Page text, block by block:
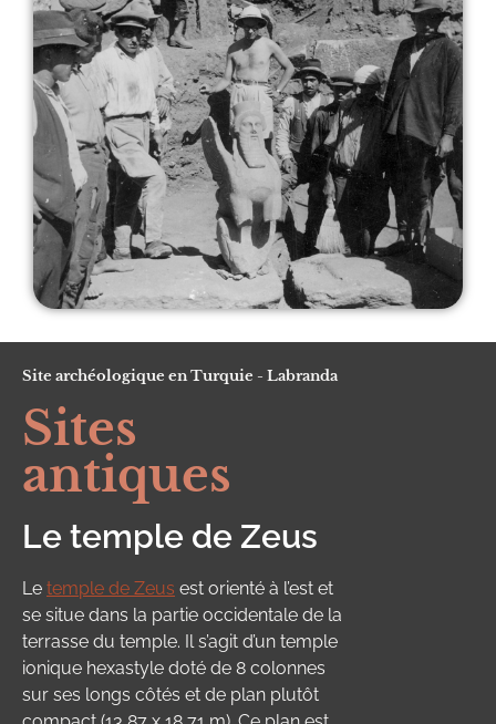
Site archéologique en Turquie - Labranda
Sites
antiques
Le temple de Zeus
Le temple de Zeus est orienté à l’est et
se situe dans la partie occidentale de la
terrasse du temple. Il s’agit d’un temple
ionique hexastyle doté de 8 colonnes
sur ses longs côtés et de plan plutôt